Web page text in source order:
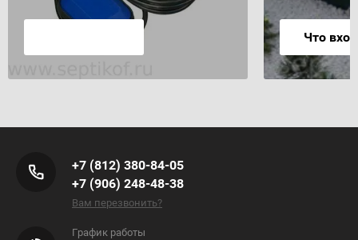
Что
+7 (812) 380-84-05
+7 (906) 248-48-38
Вам перезвонить?
График работы